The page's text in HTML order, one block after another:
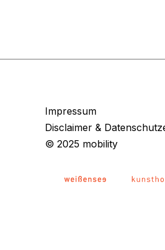
Impressum
Disclaimer &
© 2025 mobility